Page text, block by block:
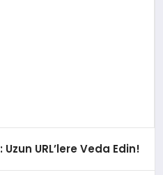
URL’lere Veda Edin!